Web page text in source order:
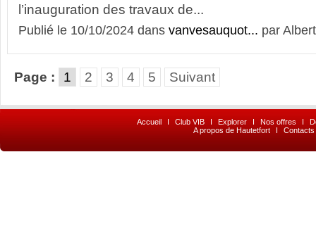
l’inauguration des travaux de...
Publié le 10/10/2024 dans vanvesauquot... par
Page : 1 2 3 4 5 Suivant
Accueil I Club VIB I Explorer I Nos offres I
A propos de Hautetfort
I Contacts